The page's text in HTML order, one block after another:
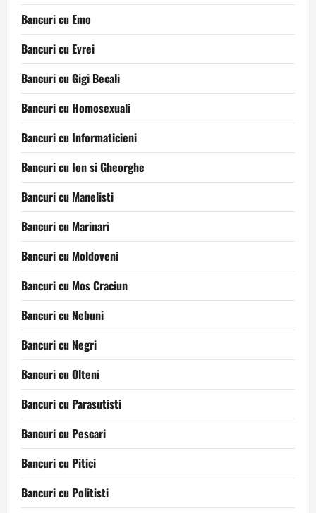
Bancuri cu Emo
Bancuri cu Evrei
Bancuri cu Gigi Becali
Bancuri cu Homosexuali
Bancuri cu Informaticieni
Bancuri cu Ion si Gheorghe
Bancuri cu Manelisti
Bancuri cu Marinari
Bancuri cu Moldoveni
Bancuri cu Mos Craciun
Bancuri cu Nebuni
Bancuri cu Negri
Bancuri cu Olteni
Bancuri cu Parasutisti
Bancuri cu Pescari
Bancuri cu Pitici
Bancuri cu Politisti